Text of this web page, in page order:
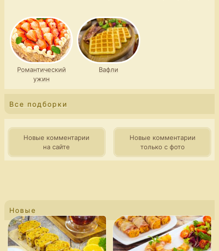
Романтический
ужин
Вафли
Все подборки
Новые комментарии
на сайте
Новые комментарии
только с фото
Новые